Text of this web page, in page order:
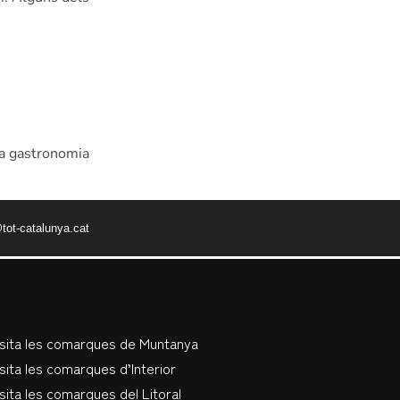
gastronomia
catalunya.cat
les comarques de Muntanya
les comarques d’Interior
les comarques del Litoral